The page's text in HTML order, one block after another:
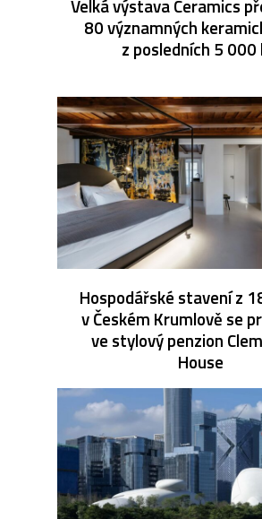
Velká výstava Ceramics
80 významných
z posledních 5
Hospodářské stavení z
v Českém Krumlově se
ve stylový penzion
House